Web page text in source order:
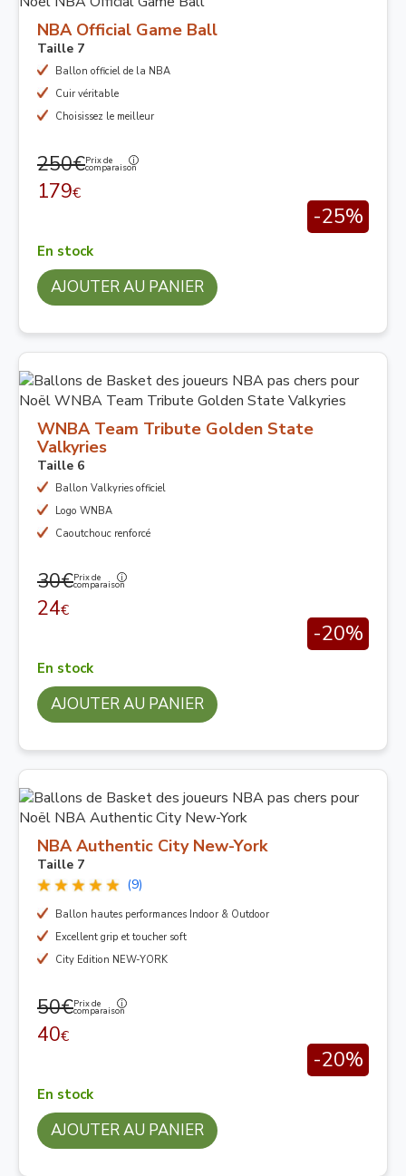
NBA Official Game Ball
Taille 7
Ballon officiel de la NBA
Cuir véritable
Choisissez le meilleur
250€Prix de
comparaison
179€
-25%
En stock
AJOUTER AU PANIER
WNBA Team Tribute Golden State
Valkyries
Taille 6
Ballon Valkyries officiel
Logo WNBA
Caoutchouc renforcé
30€Prix de
comparaison
24€
-20%
En stock
AJOUTER AU PANIER
NBA Authentic City New-York
Taille 7
(9)
Ballon hautes performances Indoor & Outdoor
Excellent grip et toucher soft
City Edition NEW-YORK
50€Prix de
comparaison
40€
-20%
En stock
AJOUTER AU PANIER